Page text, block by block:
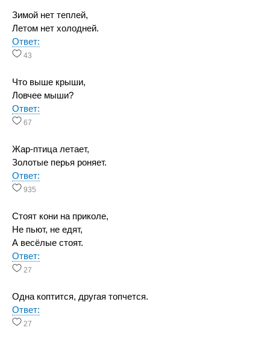
Зимой нет теплей,
Летом нет холодней.
Ответ:
43
Что выше крыши,
Ловчее мыши?
Ответ:
67
Жар-птица летает,
Золотые перья роняет.
Ответ:
935
Стоят кони на приколе,
Не пьют, не едят,
А весёлые стоят.
Ответ:
27
Одна коптится, другая топчется.
Ответ:
27